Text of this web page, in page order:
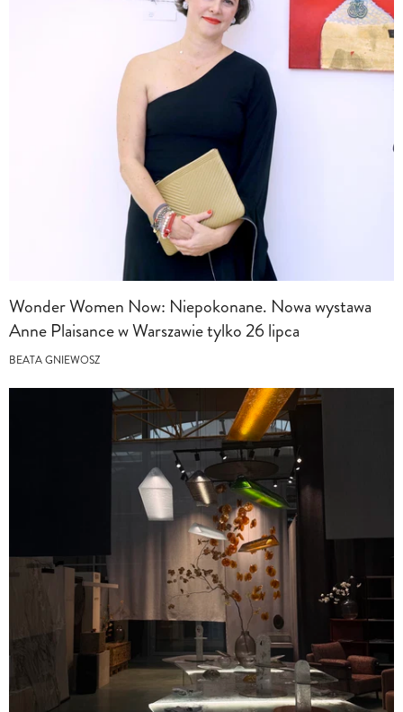
Wonder Women Now: Niepokonane. Nowa wystawa
Anne Plaisance w Warszawie tylko 26 lipca
BEATA GNIEWOSZ